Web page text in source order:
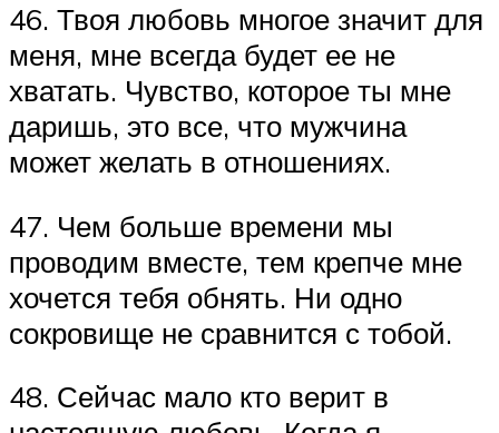
46. Твоя любовь многое значит для
меня, мне всегда будет ее не
хватать. Чувство, которое ты мне
даришь, это все, что мужчина
может желать в отношениях.
47. Чем больше времени мы
проводим вместе, тем крепче мне
хочется тебя обнять. Ни одно
сокровище не сравнится с тобой.
48. Сейчас мало кто верит в